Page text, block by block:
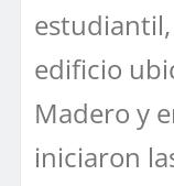
edificio
Madero y
iniciaron